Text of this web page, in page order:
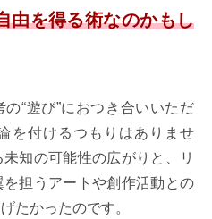
由を得る術なのかもし
を付けるつもりはありませ
知の可能性の広がりと、リ
担うアートや創作活動との
たかったのです。